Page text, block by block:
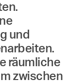
und
räumliche
zwischen